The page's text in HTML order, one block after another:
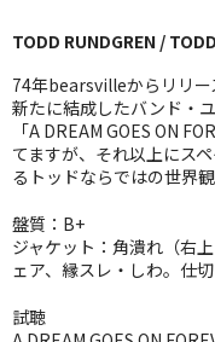
J-POP
ROCK
FOLK,SSW
その他
TODD RUNDGREN /
74年bearsvilleからリリー
新たに結成したバンド・
「A DREAM GOES ON
てますが、それ以上にス
るトッドならではの世界観
盤質：B+
ジャケット：角潰れ（右
ェア、縁スレ・しわ。仕
試聴